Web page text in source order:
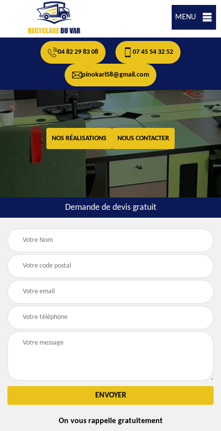
MENU
04 82 29 83 08 07 45 54 32 52
pinokarl58@gmail.com
NOS RÉALISATIONS NOUS CONTACTER
Demande de devis gratuit
On vous rappelle gratuitement